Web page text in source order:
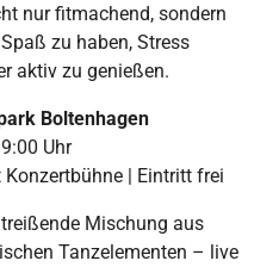
nur fitmachend, sondern
zu haben, Stress
aktiv zu genießen.
Boltenhagen
Uhr
| Eintritt frei
Mischung aus
Tanzelementen – live